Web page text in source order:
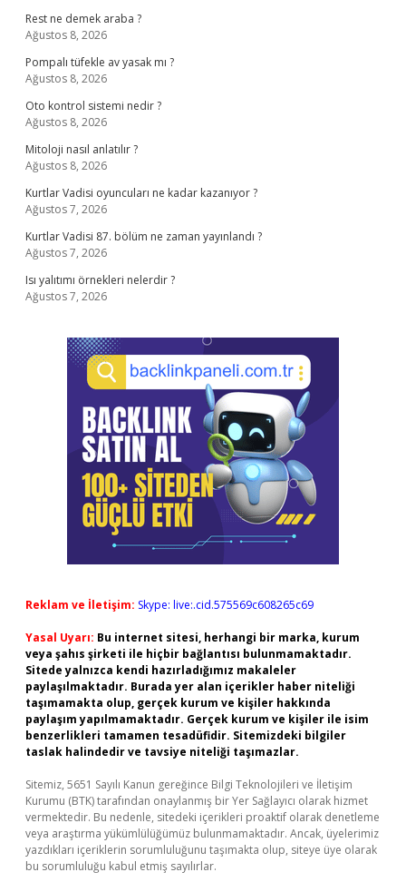
Rest ne demek araba ?
Ağustos 8, 2026
Pompalı tüfekle av yasak mı ?
Ağustos 8, 2026
Oto kontrol sistemi nedir ?
Ağustos 8, 2026
Mitoloji nasıl anlatılır ?
Ağustos 8, 2026
Kurtlar Vadisi oyuncuları ne kadar kazanıyor ?
Ağustos 7, 2026
Kurtlar Vadisi 87. bölüm ne zaman yayınlandı ?
Ağustos 7, 2026
Isı yalıtımı örnekleri nelerdir ?
Ağustos 7, 2026
Reklam ve İletişim: Skype: live:.cid.575569c608265c69
Yasal Uyarı: Bu internet sitesi, herhangi bir marka, kurum
veya şahıs şirketi ile hiçbir bağlantısı bulunmamaktadır.
Sitede yalnızca kendi hazırladığımız makaleler
paylaşılmaktadır. Burada yer alan içerikler haber niteliği
taşımamakta olup, gerçek kurum ve kişiler hakkında
paylaşım yapılmamaktadır. Gerçek kurum ve kişiler ile isim
benzerlikleri tamamen tesadüfidir. Sitemizdeki bilgiler
taslak halindedir ve tavsiye niteliği taşımazlar.
Sitemiz, 5651 Sayılı Kanun gereğince Bilgi Teknolojileri ve İletişim
Kurumu (BTK) tarafından onaylanmış bir Yer Sağlayıcı olarak hizmet
vermektedir. Bu nedenle, sitedeki içerikleri proaktif olarak denetleme
veya araştırma yükümlülüğümüz bulunmamaktadır. Ancak, üyelerimiz
yazdıkları içeriklerin sorumluluğunu taşımakta olup, siteye üye olarak
bu sorumluluğu kabul etmiş sayılırlar.